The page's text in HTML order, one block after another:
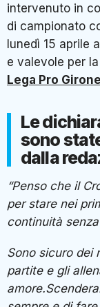
intervenuto in
di campionato
lunedì 15 aprile
e valevole per
Lega Pro
Le
sono
dalla
“Penso che il
per stare nei
continuità
Sono sicuro dei
partite e gli